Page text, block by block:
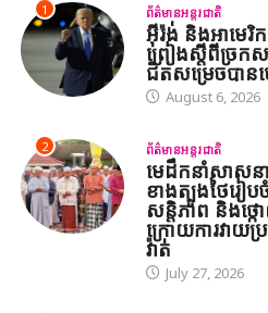
1 ព័ត៌មានអន្តរជាតិ
អ៊ីរ៉ង់ និងអាមេរិ
ព្រៀងស្តីពីច្រក
ជិតសម្រេចបា
August 6, 2026
2 ព័ត៌មានអន្តរជាតិ
មេដឹកនាំសាសន
ខាងត្បូងថៃរ
សន្តិភាព និងថ្
ក្រោយការវាយ
វ៉ាត់
July 27, 2026